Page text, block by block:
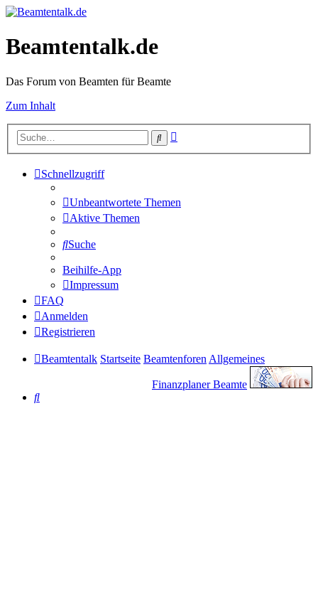
Beamtentalk.de
Das Forum von Beamten für Beamte
Zum Inhalt
Suche
Schnellzugriff
Unbeantwortete Themen
Aktive Themen
Suche
Beihilfe-App
Impressum
FAQ
Anmelden
Registrieren
Beamtentalk Startseite BeamtenforenAllgemeines
Finanzplaner Beamte
Suche